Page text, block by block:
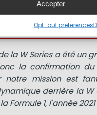
Accepter
Opt-out preferences
générale, W
la W Series a été un
la confirmation
notre mission est
derrière la
Formule 1, l'année